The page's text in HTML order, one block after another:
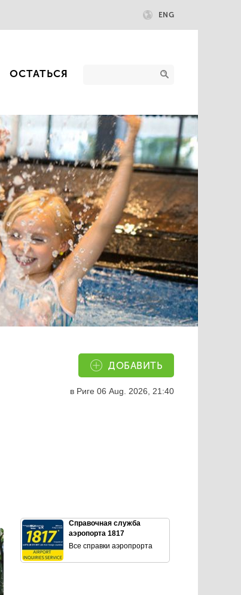
ENG
ОСТАТЬСЯ
ДОБАВИТЬ
в Риге 06 Aug. 2026, 21:40
Справочная служба
аэропорта 1817
Все справки аэропрорта